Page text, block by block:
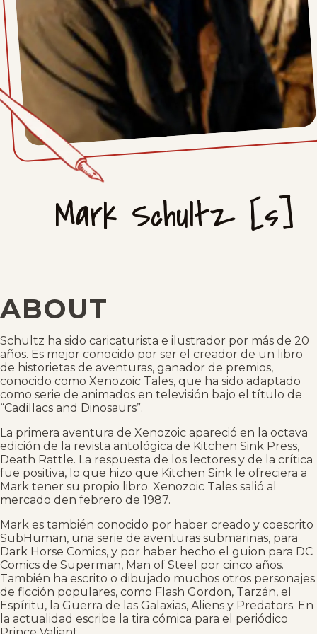
Mark Schultz [s]
ABOUT
Schultz ha sido caricaturista e ilustrador por más de 20
años. Es mejor conocido por ser el creador de un libro
de historietas de aventuras, ganador de premios,
conocido como Xenozoic Tales, que ha sido adaptado
como serie de animados en televisión bajo el título de
“Cadillacs and Dinosaurs”.
La primera aventura de Xenozoic apareció en la octava
edición de la revista antológica de Kitchen Sink Press,
Death Rattle. La respuesta de los lectores y de la crítica
fue positiva, lo que hizo que Kitchen Sink le ofreciera a
Mark tener su propio libro. Xenozoic Tales salió al
mercado den febrero de 1987.
Mark es también conocido por haber creado y coescrito
SubHuman, una serie de aventuras submarinas, para
Dark Horse Comics, y por haber hecho el guion para DC
Comics de Superman, Man of Steel por cinco años.
También ha escrito o dibujado muchos otros personajes
de ficción populares, como Flash Gordon, Tarzán, el
Espíritu, la Guerra de las Galaxias, Aliens y Predators. En
la actualidad escribe la tira cómica para el periódico